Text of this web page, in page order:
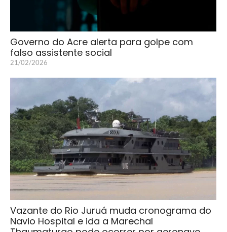
Governo do Acre alerta para golpe com
falso assistente social
21/02/2026
Vazante do Rio Juruá muda cronograma do
Navio Hospital e ida a Marechal